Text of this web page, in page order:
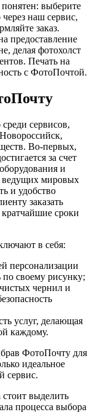
выберите
через наш сервис,
заказ.
предоставление
делая фотохолст
Печать на
с ФотоПочтой.
сервисов,
Во-первых,
за счет
и
ведущих мировых
и удобство
заказать
кратчайшие сроки
в себя:
персонализации
по своему рисунку;
чернил и
услуг, делающая
каждому.
ФотоПочту для
идеальное
сервис.
выделить
процесса выбора